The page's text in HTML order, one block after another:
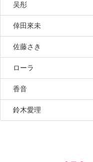
吴彤
倖田來未
佐藤さき
ローラ
香音
鈴木愛理